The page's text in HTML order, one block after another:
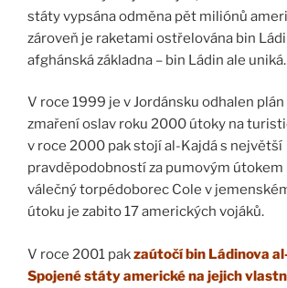
státy vypsána odměna pět miliónů
zároveň je raketami ostřelována bin
afghánská základna – bin Ládin ale
V roce 1999 je v Jordánsku odhalen
zmaření oslav roku 2000 útoky na
v roce 2000 pak stojí al-Kajdá s největší
pravděpodobností za pumovým útokem
válečný torpédoborec Cole v
útoku je zabito 17 amerických vojáků.
V roce 2001 pakzaútočí bin Ládinova
Spojené státy americké na jejich